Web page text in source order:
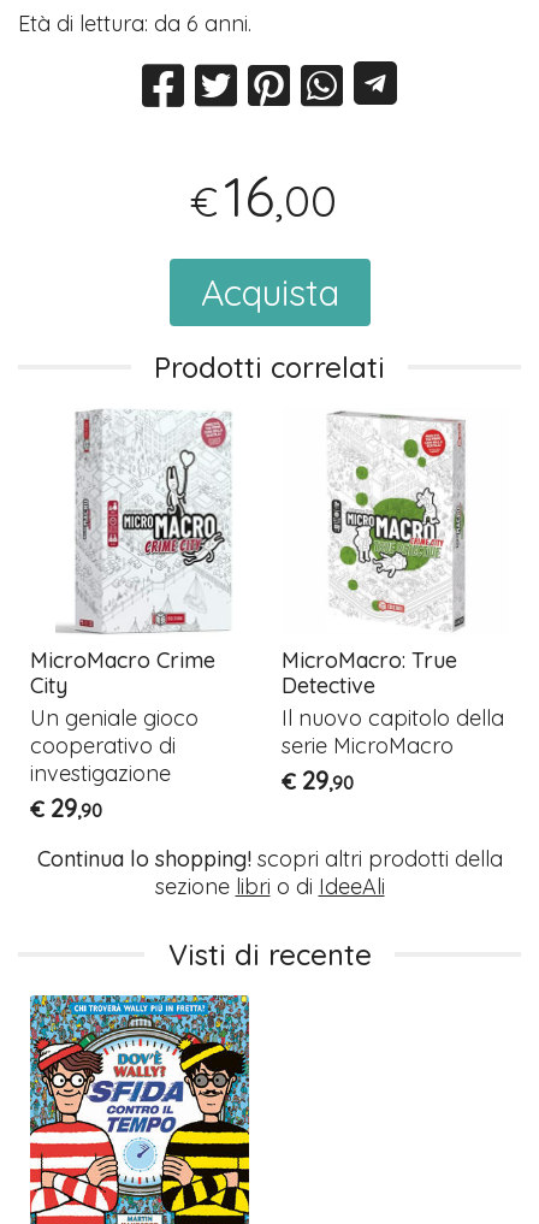
Età di lettura: da 6 anni.
€16,00
Acquista
Prodotti correlati
MicroMacro Crime
City
Un geniale gioco
cooperativo di
investigazione
€ 29,90
MicroMacro: True
Detective
Il nuovo capitolo della
serie MicroMacro
€ 29,90
Continua lo shopping!scopri altri prodotti della
sezione libri o di IdeeAli
Visti di recente